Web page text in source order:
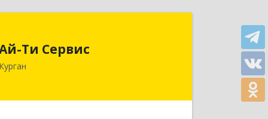
Ти Сервис
Курган
640032, Курганская обл, г.о. Город
Курган, Курган г, Бажова ул, дом № 49,